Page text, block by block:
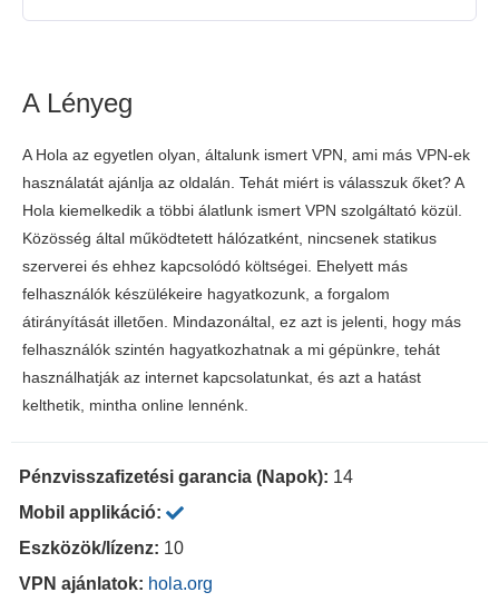
A Lényeg
A Hola az egyetlen olyan, általunk ismert VPN, ami más VPN-ek
használatát ajánlja az oldalán. Tehát miért is válasszuk őket? A
Hola kiemelkedik a többi álatlunk ismert VPN szolgáltató közül.
Közösség által működtetett hálózatként, nincsenek statikus
szerverei és ehhez kapcsolódó költségei. Ehelyett más
felhasználók készülékeire hagyatkozunk, a forgalom
átirányítását illetően. Mindazonáltal, ez azt is jelenti, hogy más
felhasználók szintén hagyatkozhatnak a mi gépünkre, tehát
használhatják az internet kapcsolatunkat, és azt a hatást
kelthetik, mintha online lennénk.
Pénzvisszafizetési garancia (Napok): 14
Mobil applikáció:
Eszközök/lízenz: 10
VPN ajánlatok: hola.org